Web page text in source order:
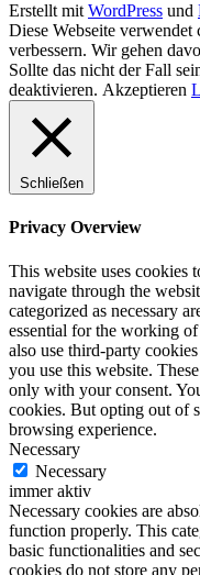
Erstellt mit WordPress und
Diese Webseite
verbessern. Wir gehen
Sollte das nicht der Fall
deaktivieren. Akzeptieren
Schließen
Privacy Overview
This website uses cookies
navigate through the
categorized as necessary
essential for the working
also use third-party
you use this website.
only with your consent.
cookies. But opting out of
browsing experience.
Necessary
Necessary
immer aktiv
Necessary cookies are
function properly. This
basic functionalities and
cookies do not store any